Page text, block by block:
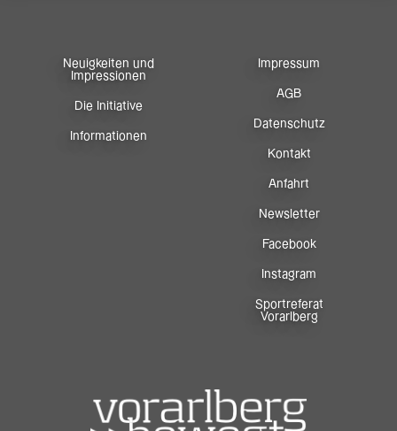
Neuigkeiten und
Impressionen
Die Initiative
Informationen
Impressum
AGB
Datenschutz
Kontakt
Anfahrt
Newsletter
Facebook
Instagram
Sportreferat
Vorarlberg